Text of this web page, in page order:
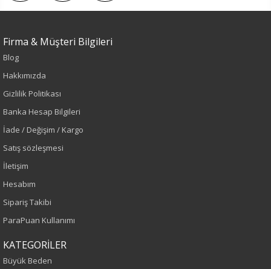
Renk
Sezon
Yaş Grubu
Firma & Müşteri Bilgileri
Blog
Hakkımızda
Gizlilik Politikası
Banka Hesap Bilgileri
İade / Değişim / Kargo
Satış sözleşmesi
İletişim
Hesabım
Sipariş Takibi
ParaPuan Kullanımı
KATEGORİLER
Büyük Beden